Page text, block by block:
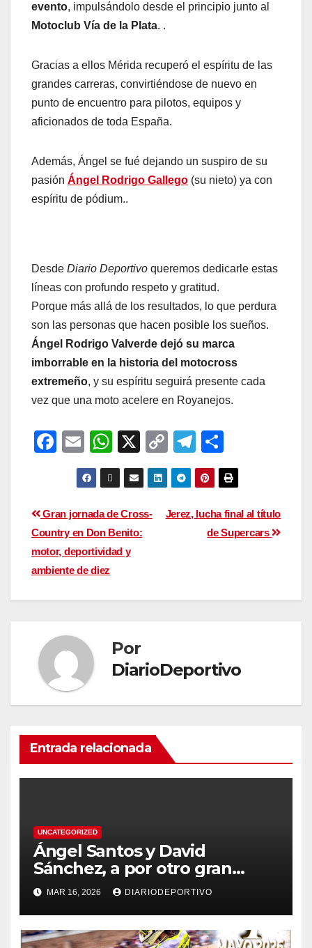
evento, impulsándolo desde el principio junto al
Motoclub Vía de la Plata. .
Gracias a ellos Mérida recuperó el espíritu de las
grandes carreras, convirtiéndose de nuevo en
punto de encuentro para pilotos, equipos y
aficionados de toda España.
Además, Ángel se fué dejando un suspiro de su
pasión Ángel Rodrigo Gallego (su nieto) ya con
espíritu de pódium..
Desde Diario Deportivo queremos dedicarle estas
líneas con profundo respeto y gratitud.
Porque más allá de los resultados, lo que perdura
son las personas que hacen posible los sueños.
Ángel Rodrigo Valverde dejó su marca
imborrable en la historia del motocross
extremeño, y su espíritu seguirá presente cada
vez que una moto acelere en Royanejos.
F
e
b
o
o
k
E
m
ail
W
h
at
s
A
p
X
C
o
p
y
T
el
e
gr
a
o
m
p
ar
Jerez, lucha final al título
de Supercars
Gran jornada de Cross-
Country en Don Benito:
motor, deportividad y
ambiente de diez
Por
DiarioDeportivo
Entrada relacionada
UNCATEGORIZED
Ángel Santos y David
Sánchez, a por otro gran
resultado en el Eco Rallye
Mallorca.
MAR 16, 2026 DIARIODEPORTIVO